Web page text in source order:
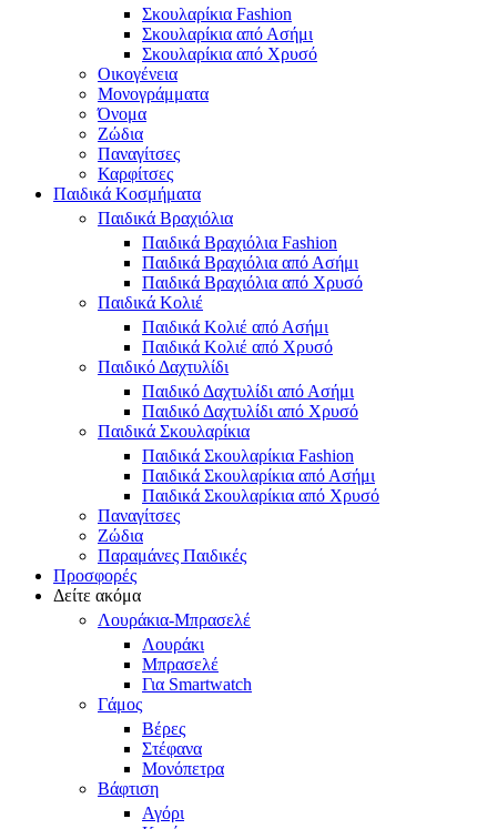
Σκουλαρίκια Fashion
Σκουλαρίκια από Ασήμι
Σκουλαρίκια από Χρυσό
Οικογένεια
Μονογράμματα
Όνομα
Ζώδια
Παναγίτσες
Καρφίτσες
Παιδικά Κοσμήματα
Παιδικά Βραχιόλια
Παιδικά Βραχιόλια Fashion
Παιδικά Βραχιόλια από Ασήμι
Παιδικά Βραχιόλια από Χρυσό
Παιδικά Κολιέ
Παιδικά Κολιέ από Ασήμι
Παιδικά Κολιέ από Χρυσό
Παιδικό Δαχτυλίδι
Παιδικό Δαχτυλίδι από Ασήμι
Παιδικό Δαχτυλίδι από Χρυσό
Παιδικά Σκουλαρίκια
Παιδικά Σκουλαρίκια Fashion
Παιδικά Σκουλαρίκια από Ασήμι
Παιδικά Σκουλαρίκια από Χρυσό
Παναγίτσες
Ζώδια
Παραμάνες Παιδικές
Προσφορές
Δείτε ακόμα
Λουράκια-Μπρασελέ
Λουράκι
Μπρασελέ
Για Smartwatch
Γάμος
Βέρες
Στέφανα
Μονόπετρα
Βάφτιση
Αγόρι